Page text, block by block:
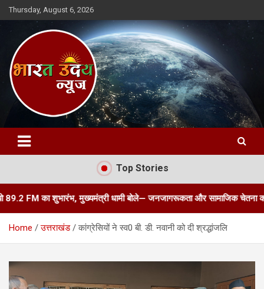
Skip
to
Thursday, August 6, 2026
Bharat Uday News
Top Stories
शुभारंभ, मुख्यमंत्री धामी बोले— जनजागरूकता और सामाजिक चेतना का सशक्त
Home उत्तराखंड कांग्रेसियों ने स्व0 बी. डी. नवानी को दी श्रद्धांजलि